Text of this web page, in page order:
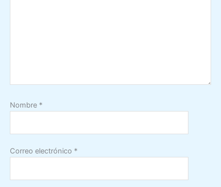
Nombre *
Correo electrónico *